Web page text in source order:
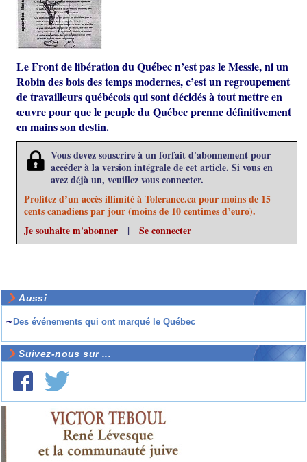
Le Front de libération du Québec n’est pas le Messie, ni un
Robin des bois des temps modernes, c’est un regroupement
de travailleurs québécois qui sont décidés à tout mettre en
œuvre pour que le peuple du Québec prenne définitivement
en mains son destin.
Vous devez souscrire à un forfait d'abonnement pour
accéder à la version intégrale de cet article. Si vous en
avez déjà un, veuillez vous connecter.
Profitez d’un accès illimité à Tolerance.ca pour moins de 15
cents canadiens par jour (moins de 10 centimes d’euro).
Je souhaite m'abonner |Se connecter
Aussi
~ Des événements qui ont marqué le Québec
Suivez-nous sur ...